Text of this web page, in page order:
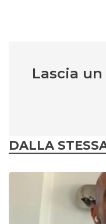
Lascia
DALLA